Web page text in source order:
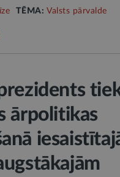
TĒMA:Valsts pārvalde
ārpolitikas